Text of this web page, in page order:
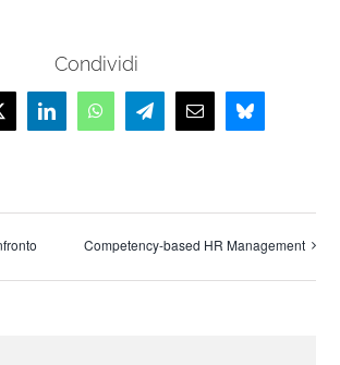
Condividi
LinkedInWhatsAppTelegramEmail Bluesky
Competency-based HR Management